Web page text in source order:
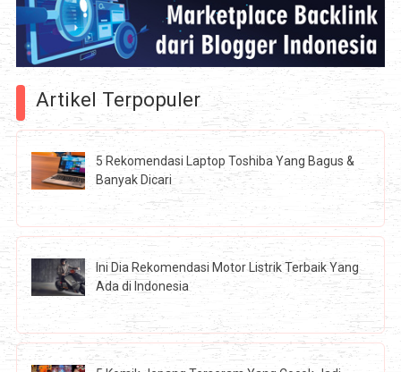
Artikel Terpopuler
5 Rekomendasi Laptop Toshiba Yang Bagus &
Banyak Dicari
Ini Dia Rekomendasi Motor Listrik Terbaik Yang
Ada di Indonesia